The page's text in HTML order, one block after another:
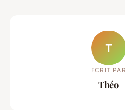
T
ECRIT PAR
Théo